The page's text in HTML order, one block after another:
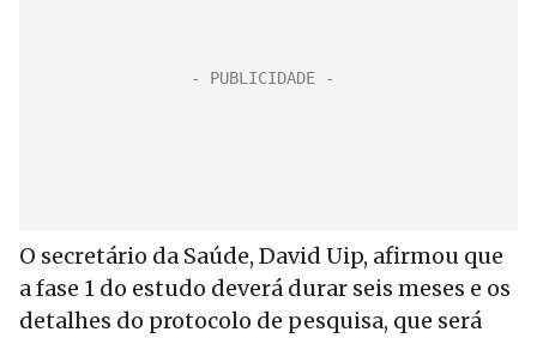
O secretário da Saúde, David Uip, afirmou que
a fase 1 do estudo deverá durar seis meses e os
detalhes do protocolo de pesquisa, que será